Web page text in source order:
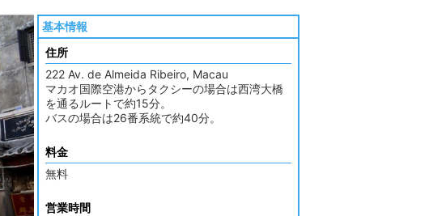
基本情報
住所
222 Av. de Almeida Ribeiro, Macau
マカオ国際空港からタクシーの場合は西湾大橋
を通るルートで約15分。
バスの場合は26番系統で約40分。
料金
無料
営業時間